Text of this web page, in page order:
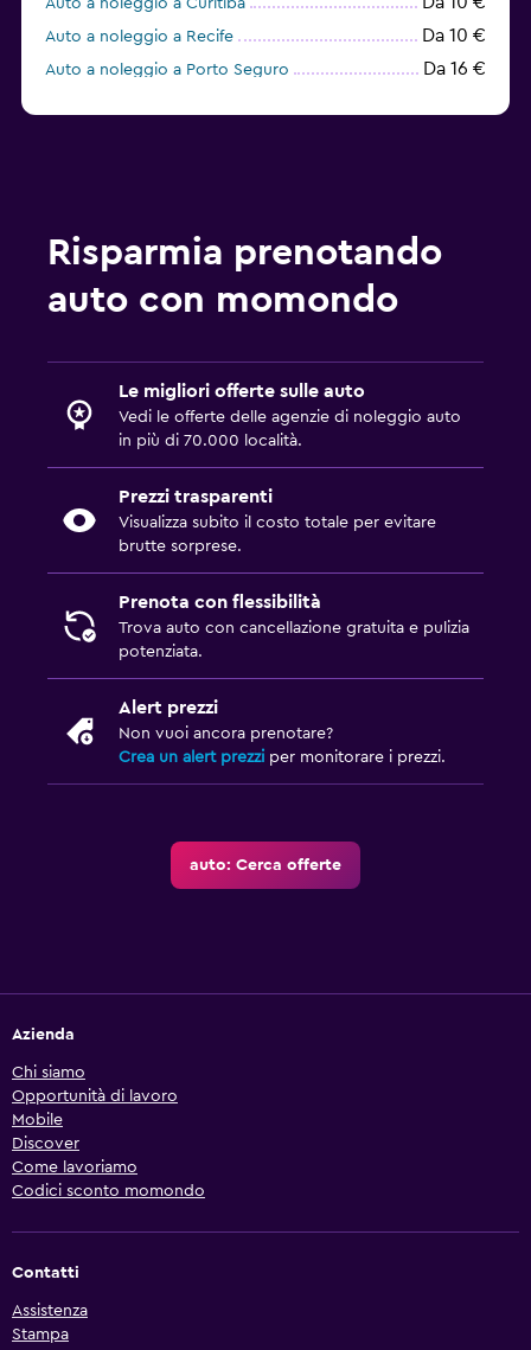
Auto a noleggio a Curitiba
Auto a noleggio a Recife Da 10 €
Auto a noleggio a Porto Seguro Da 16 €
Risparmia prenotando
auto con momondo
Le migliori offerte sulle auto
Vedi le offerte delle agenzie di noleggio auto
in più di 70.000 località.
Prezzi trasparenti
Visualizza subito il costo totale per evitare
brutte sorprese.
Prenota con flessibilità
Trova auto con cancellazione gratuita e pulizia
potenziata.
Alert prezzi
Non vuoi ancora prenotare?
Crea un alert prezzi per monitorare i prezzi.
auto: Cerca offerte
Azienda
Chi siamo
Opportunità di lavoro
Mobile
Discover
Come lavoriamo
Codici sconto momondo
Contatti
Assistenza
Stampa